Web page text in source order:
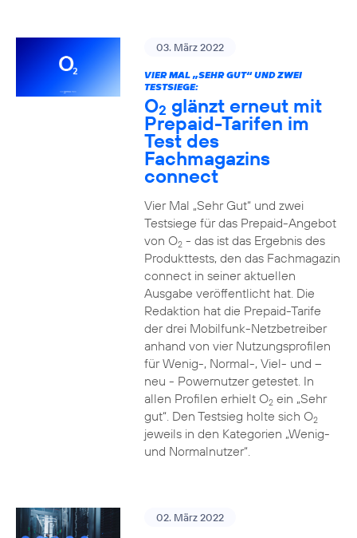
03. März 2022
VIER MAL „SEHR GUT“ UND ZWEI
TESTSIEGE:
O2 glänzt erneut mit
Prepaid-Tarifen im
Test des
Fachmagazins
connect
Vier Mal „Sehr Gut“ und zwei
Testsiege für das Prepaid-Angebot
von O2- das ist das Ergebnis des
Produkttests, den das Fachmagazin
connect in seiner aktuellen
Ausgabe veröffentlicht hat. Die
Redaktion hat die Prepaid-Tarife
der drei Mobilfunk-Netzbetreiber
anhand von vier Nutzungsprofilen
für Wenig-, Normal-, Viel- und –
neu - Powernutzer getestet. In
allen Profilen erhielt O2ein „Sehr
gut“. Den Testsieg holte sich O2
jeweils in den Kategorien „Wenig-
und Normalnutzer“.
02. März 2022